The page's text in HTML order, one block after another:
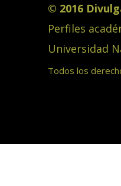
© 2016
Perfiles
Universidad
Todos los